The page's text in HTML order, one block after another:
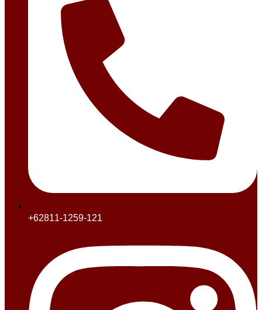
+62811-1259-121